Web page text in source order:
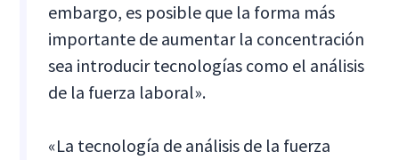
embargo, es posible que la forma más
importante de aumentar la concentración
sea introducir tecnologías como el análisis
de la fuerza laboral».
«La tecnología de análisis de la fuerza